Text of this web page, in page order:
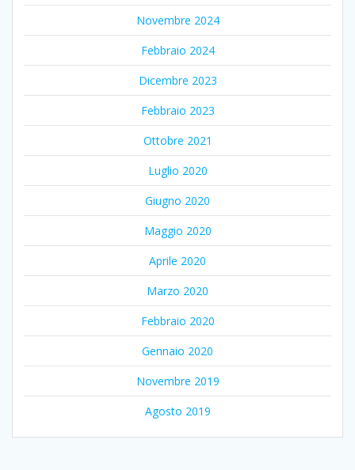
Novembre 2024
Febbraio 2024
Dicembre 2023
Febbraio 2023
Ottobre 2021
Luglio 2020
Giugno 2020
Maggio 2020
Aprile 2020
Marzo 2020
Febbraio 2020
Gennaio 2020
Novembre 2019
Agosto 2019